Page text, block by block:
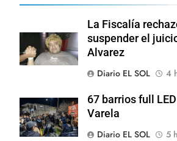
La Fiscalía
suspender el
Alvarez
Diario EL SOL
4
67 barrios full
Varela
Diario EL SOL
5